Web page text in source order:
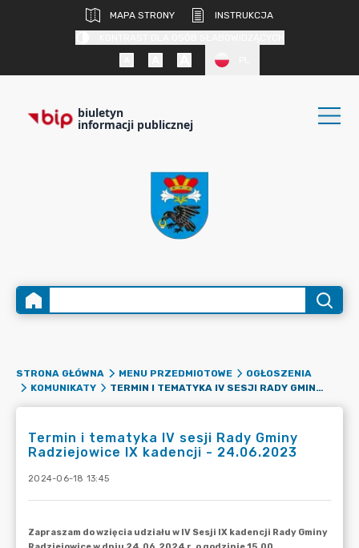
MAPA STRONY
INSTRUKCJA
biuletyn
informacji publicznej
STRONA GŁÓWNA MENU PRZEDMIOTOWE
OGŁOSZENIA
KOMUNIKATY
TERMIN I TEMATYKA IV SESJI RADY GMINY RADZIEJOWICE IX KADENCJI - 24.06.2023
Termin i tematyka IV sesji Rady Gminy
Radziejowice IX kadencji - 24.06.2023
2024-06-18 13:45